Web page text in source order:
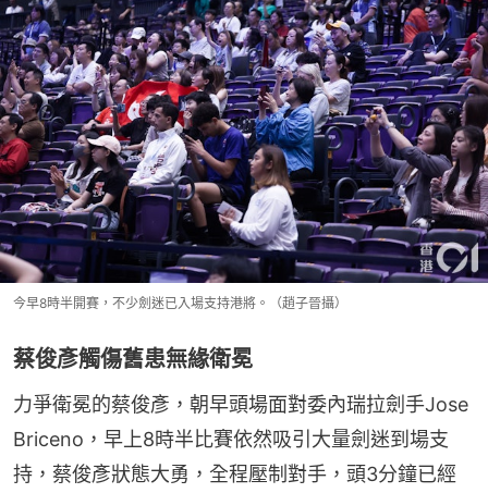
今早8時半開賽，不少劍迷已入場支持港將。（趙子晉攝）
蔡俊彥觸傷舊患無緣衛冕
力爭衛冕的蔡俊彥，朝早頭場面對委內瑞拉劍手Jose
Briceno，早上8時半比賽依然吸引大量劍迷到場支
持，蔡俊彥狀態大勇，全程壓制對手，頭3分鐘已經